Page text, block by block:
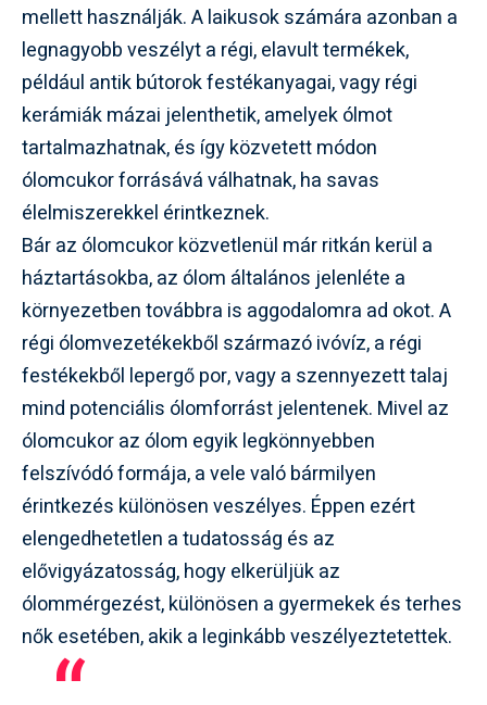
mellett használják. A laikusok számára azonban a
legnagyobb veszélyt a régi, elavult termékek,
például antik bútorok festékanyagai, vagy régi
kerámiák mázai jelenthetik, amelyek ólmot
tartalmazhatnak, és így közvetett módon
ólomcukor forrásává válhatnak, ha savas
élelmiszerekkel érintkeznek.
Bár az ólomcukor közvetlenül már ritkán kerül a
háztartásokba, az ólom általános jelenléte a
környezetben továbbra is aggodalomra ad okot. A
régi ólomvezetékekből származó ivóvíz, a régi
festékekből lepergő por, vagy a szennyezett talaj
mind potenciális ólomforrást jelentenek. Mivel az
ólomcukor az ólom egyik legkönnyebben
felszívódó formája, a vele való bármilyen
érintkezés különösen veszélyes. Éppen ezért
elengedhetetlen a tudatosság és az
elővigyázatosság, hogy elkerüljük az
ólommérgezést, különösen a gyermekek és terhes
nők esetében, akik a leginkább veszélyeztetettek.